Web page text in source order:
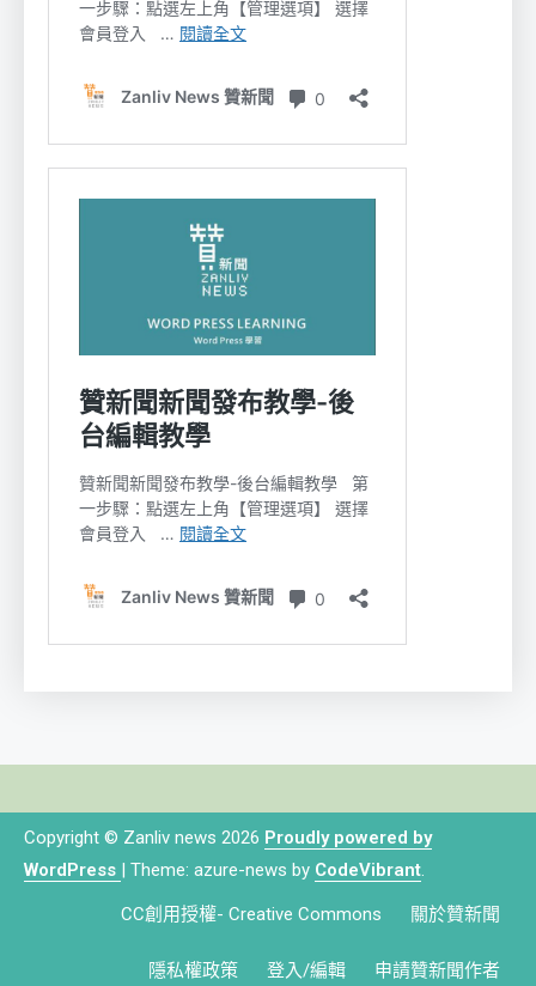
Copyright © Zanliv news 2026 Proudly powered by
WordPress
Theme: azure-news by CodeVibrant.
CC創用授權- Creative Commons 關於贊新聞
隱私權政策 登入/編輯 申請贊新聞作者